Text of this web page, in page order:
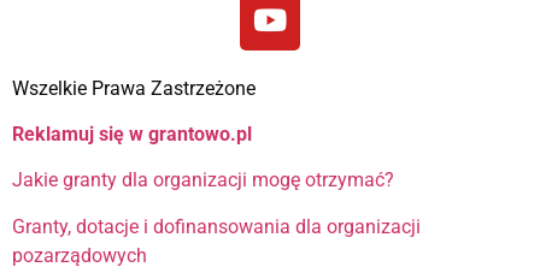
Wszelkie Prawa Zastrzeżone
Reklamuj się w grantowo.pl
Jakie granty dla organizacji mogę otrzymać?
Granty, dotacje i dofinansowania dla organizacji
pozarządowych